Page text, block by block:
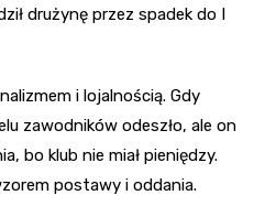
drużynę przez spadek do I
i lojalnością. Gdy
zawodników odeszło, ale on
bo klub nie miał pieniędzy.
postawy i oddania.